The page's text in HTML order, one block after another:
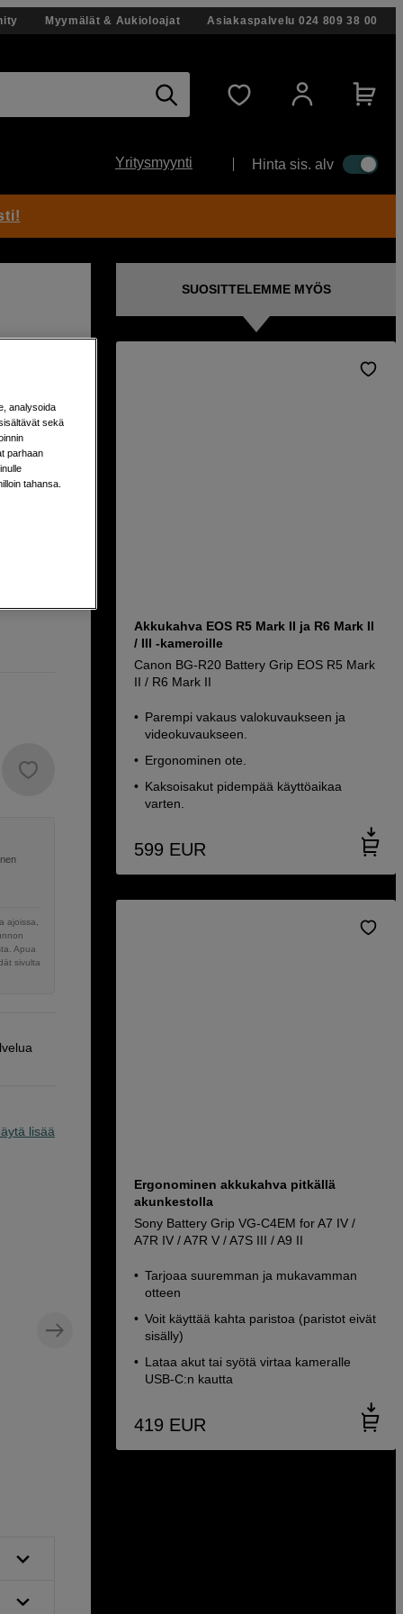
Myymälät & Aukioloajat Asiakaspalvelu 024 809 38 00
Yritysmyynti Hinta sis. alv
ajoissa,
Apua
sivulta
lisää
SUOSITTELEMME MYÖS
Akkukahva EOS R5 Mark II ja R6 Mark II
/ III -kameroille
Canon BG-R20 Battery Grip EOS R5 Mark
II / R6 Mark II
Parempi vakaus valokuvaukseen ja
videokuvaukseen.
Ergonominen ote.
Kaksoisakut pidempää käyttöaikaa
varten.
599 EUR
Ergonominen akkukahva pitkällä
akunkestolla
Sony Battery Grip VG-C4EM for A7 IV /
A7R IV / A7R V / A7S III / A9 II
Tarjoaa suuremman ja mukavamman
otteen
Voit käyttää kahta paristoa (paristot eivät
sisälly)
Lataa akut tai syötä virtaa kameralle
USB-C:n kautta
419 EUR
analysoida
sekä
parhaan
tahansa.